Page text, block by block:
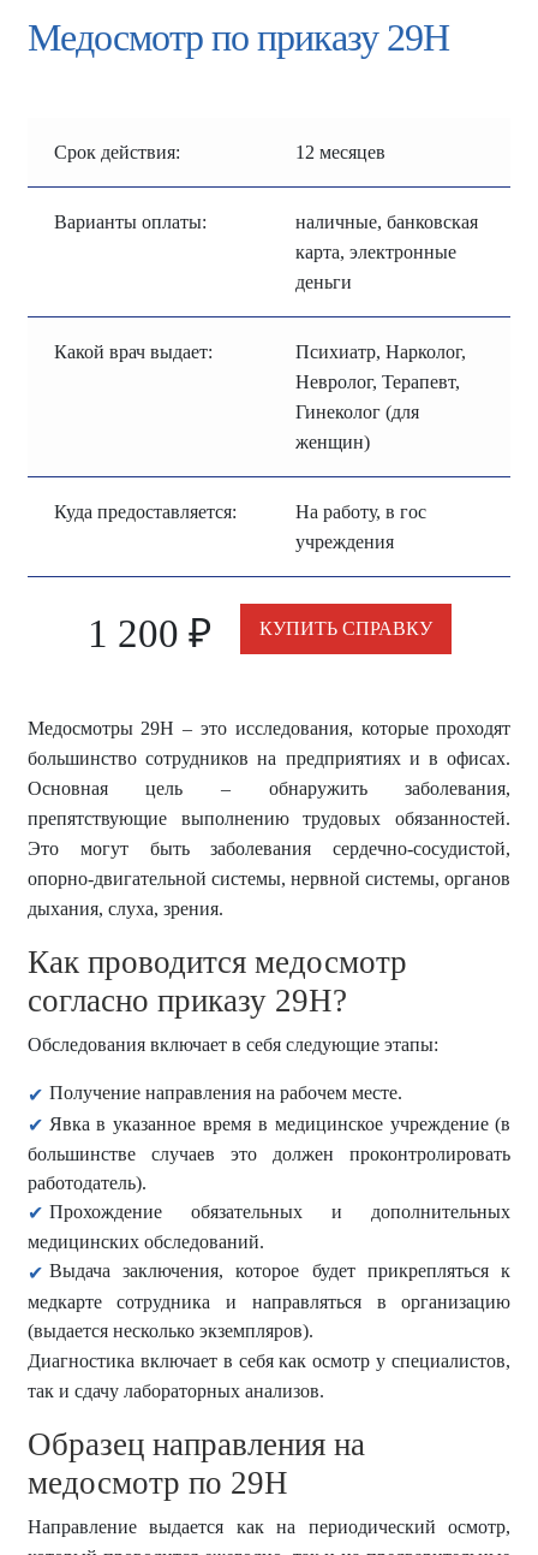
Медосмотр по приказу 29Н
Срок действия: 12 месяцев
Варианты оплаты:
наличные, банковская
карта, электронные
деньги
Какой врач выдает:
Психиатр, Нарколог,
Невролог, Терапевт,
Гинеколог (для
женщин)
Куда предоставляется:
На работу, в гос
учреждения
1 200 ₽ КУПИТЬ СПРАВКУ
Медосмотры 29Н – это исследования, которые проходят
большинство сотрудников на предприятиях и в офисах.
Основная цель – обнаружить заболевания,
препятствующие выполнению трудовых обязанностей.
Это могут быть заболевания сердечно-сосудистой,
опорно-двигательной системы, нервной системы, органов
дыхания, слуха, зрения.
Как проводится медосмотр
согласно приказу 29Н?
Обследования включает в себя следующие этапы:
Получение направления на рабочем месте.
Явка в указанное время в медицинское учреждение (в
большинстве случаев это должен проконтролировать
работодатель).
Прохождение обязательных и дополнительных
медицинских обследований.
Выдача заключения, которое будет прикрепляться к
медкарте сотрудника и направляться в организацию
(выдается несколько экземпляров).
Диагностика включает в себя как осмотр у специалистов,
так и сдачу лабораторных анализов.
Образец направления на
медосмотр по 29Н
Направление выдается как на периодический осмотр,